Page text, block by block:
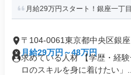
月給29万円スタート！銀座一丁
〒104-0061東京都中央区銀座
月給29万円～48万円
求めている人材 【学歴・経
ロのスキルを身に着けたい」...